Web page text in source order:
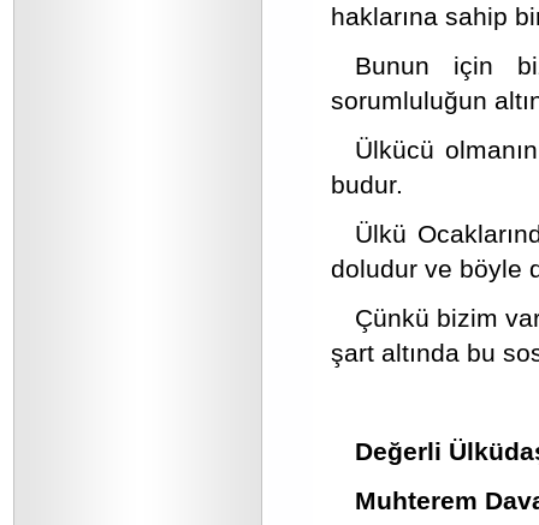
haklarına sahip
Bunun için
sorumluluğun
Ülkücü
budur.
Ülkü
doludur ve böyle
Çünkü bizim
şart altında bu
Değerli
Muhterem